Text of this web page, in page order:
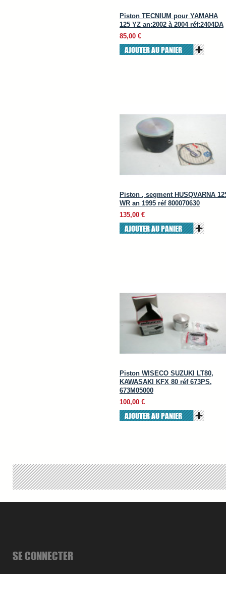
Piston TECNIUM pour YAMAHA
125 YZ an:2002 à 2004 réf:2404DA
85,00 €
AJOUTER AU PANIER
Piston , segment HUSQVARNA
WR an 1995 réf 800070630
135,00 €
AJOUTER AU PANIER
Piston WISECO SUZUKI LT80,
KAWASAKI KFX 80 réf 673PS,
673M05000
100,00 €
AJOUTER AU PANIER
SE CONNECTER